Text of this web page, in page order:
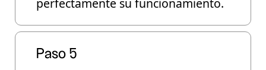
Paso 5